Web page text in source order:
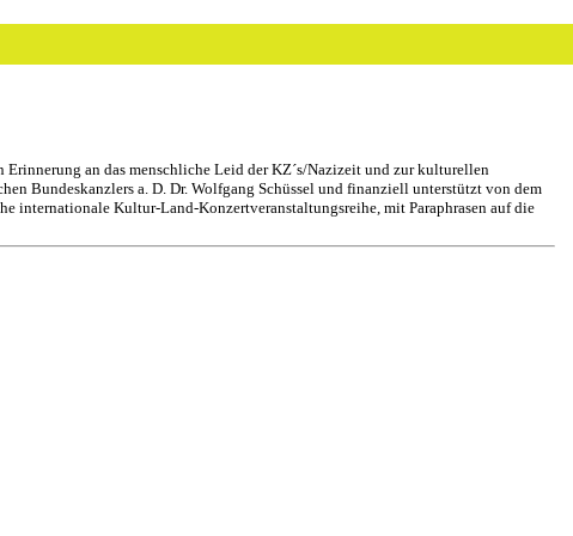
an das menschliche Leid der KZ´s/Nazizeit und zur kulturellen
Bundeskanzlers a. D. Dr. Wolfgang Schüssel und finanziell unterstützt von dem
internationale Kultur-Land-Konzertveranstaltungsreihe, mit Paraphrasen auf die